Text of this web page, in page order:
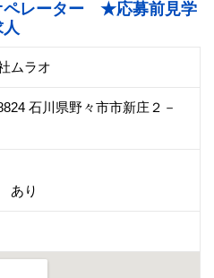
レーター ★応募前見学
ムラオ
石川県野々市市新庄２－
あり